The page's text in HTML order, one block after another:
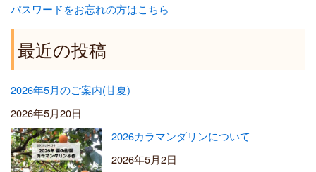
パスワードをお忘れの方はこちら
最近の投稿
2026年5月のご案内(甘夏)
2026年5月20日
2026カラマンダリンについて
2026年5月2日